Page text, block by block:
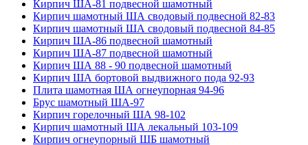
Кирпич ША-81 подвесной шамотный
Кирпич шамотный ША сводовый подвесной 82-83
Кирпич шамотный ША сводовый подвесной 84-85
Кирпич ША-86 подвесной шамотный
Кирпич ША-87 подвесной шамотный
Кирпич ША 88 - 90 подвесной шамотный
Кирпич ША бортовой выдвижного пода 92-93
Плита шамотная ША огнеупорная 94-96
Брус шамотный ША-97
Кирпич горелочный ША 98-102
Кирпич шамотный ША лекальный 103-109
Кирпич огнеупорный ШБ шамотный